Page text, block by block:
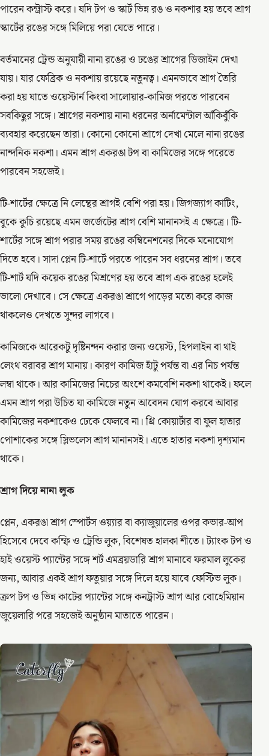
পারেন কন্ট্রাস্ট করে। যদি টপ ও স্কার্ট ভিন্ন রঙ ও নকশার হয় তবে শ্রাগ
স্কার্টের রঙের সঙ্গে মিলিয়ে পরা যেতে পারে।
বর্তমানের ট্রেন্ড অনুযায়ী নানা রঙের ও ঢঙের শ্রাগের ডিজাইন দেখা
যায়। যার ফেব্রিক ও নকশায় রয়েছে নতুনত্ব। এমনভাবে শ্রাগ তৈরি
করা হয় যাতে ওয়েস্টার্ন কিংবা সালোয়ার-কামিজ পরতে পারবেন
সবকিছুর সঙ্গে। শ্রাগের নকশায় নানা ধরনের অর্নামেন্টাল আঁকিবুঁকি
ব্যবহার করেছেন তারা। কোনো কোনো শ্রাগে দেখা মেলে নানা রঙের
নান্দনিক নকশা। এমন শ্রাগ একরঙা টপ বা কামিজের সঙ্গে পরেতে
পারবেন সহজেই।
টি-শার্টের ক্ষেত্রে নি লেন্থের শ্রাগই বেশি পরা হয়। জিগজ্যাগ কাটিং,
বুকে কুচি রয়েছে এমন জর্জেটের শ্রাগ বেশি মানানসই এ ক্ষেত্রে। টি-
শার্টের সঙ্গে শ্রাগ পরার সময় রঙের কম্বিনেশনের দিকে মনোযোগ
দিতে হবে। সাদা প্লেন টি-শার্টে পরতে পারেন সব ধরনের শ্রাগ। তবে
টি-শার্ট যদি কয়েক রঙের মিশ্রণের হয় তবে শ্রাগ এক রঙের হলেই
ভালো দেখাবে। সে ক্ষেত্রে একরঙা শ্রাগে পাড়ের মতো করে কাজ
থাকলেও দেখতে সুন্দর লাগবে।
কামিজকে আরেকটু দৃষ্টিনন্দন করার জন্য ওয়েস্ট, হিপলাইন বা থাই
লেংথ বরাবর শ্রাগ মানায়। কারণ কামিজ হাঁটু পর্যন্ত বা এর নিচ পর্যন্ত
লম্বা থাকে। আর কামিজের নিচের অংশে কমবেশি নকশা থাকেই। ফলে
এমন শ্রাগ পরা উচিত যা কামিজে নতুন আবেদন যোগ করবে আবার
কামিজের নকশাকেও ঢেকে ফেলবে না। থ্রি কোয়ার্টার বা ফুল হাতার
পোশাকের সঙ্গে স্লিভলেস শ্রাগ মানানসই। এতে হাতার নকশা দৃশ্যমান
থাকে।
শ্রাগ দিয়ে নানা লুক
প্লেন, একরঙা শ্রাগ স্পোর্টস ওয়্যার বা ক্যাজুয়ালের ওপর কভার-আপ
হিসেবে দেবে কম্ফি ও ট্রেন্ডি লুক, বিশেষত হালকা শীতে। ট্যাংক টপ ও
হাই ওয়েস্ট প্যান্টের সঙ্গে শর্ট এমব্রয়ডারি শ্রাগ মানাবে ফরমাল লুকের
জন্য, আবার একই শ্রাগ ফতুয়ার সঙ্গে দিলে হয়ে যাবে ফেস্টিভ লুক।
ক্রপ টপ ও ভিন্ন কাটের প্যান্টের সঙ্গে কনট্রাস্ট শ্রাগ আর বোহেমিয়ান
জুয়েলারি পরে সহজেই অনুষ্ঠান মাতাতে পারেন।